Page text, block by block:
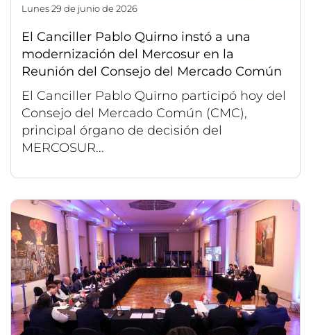
lunes 29 de junio de 2026
El Canciller Pablo Quirno instó a una
modernización del Mercosur en la
Reunión del Consejo del Mercado Común
El Canciller Pablo Quirno participó hoy del
Consejo del Mercado Común (CMC),
principal órgano de decisión del
MERCOSUR...